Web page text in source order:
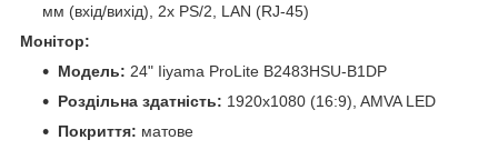
мм (вхід/вихід), 2x PS/2, LAN (RJ-45)
Монітор:
Модель: 24" Iiyama ProLite B2483HSU-B1DP
Роздільна здатність: 1920x1080 (16:9), AMVA LED
Покриття: матове